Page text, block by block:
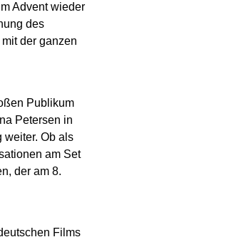
Advent wieder
des
der ganzen
Publikum
Petersen in
weiter. Ob als
am Set
der am 8.
Films